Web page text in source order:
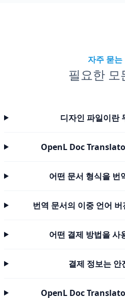
자주 묻는
필요한 모
디자인 파일이란
OpenL Doc
어떤 문서 형식을 번
번역 문서의 이중 언어
어떤 결제 방법을 사
결제 정보는 안
OpenL Doc